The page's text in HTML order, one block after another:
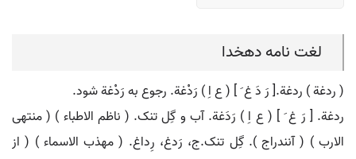
لغت نامه دهخدا
( ردغة ) ردغة.[ رَ دَ غ َ ] ( ع اِ ) رَدْغة. رجوع به رَدْغة شود.
ردغة. [ رَ غ َ ] ( ع اِ ) رَدَغة. آب و گِل تنک. ( ناظم الاطباء ) ( منتهی
الارب ) ( آنندراج ). گِل تنک.ج، رَدغ، رِداغ. ( مهذب الاسماء ) ( از